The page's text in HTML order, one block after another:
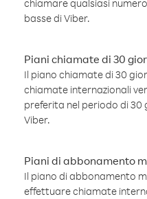
chiamare qualsiasi
basse di Viber.
Piani chiamate di 30
Il piano chiamate di 30
chiamate internazionali
preferita nel periodo di 30
Viber.
Piani di abbonamento
Il piano di abbonamento
effettuare chiamate